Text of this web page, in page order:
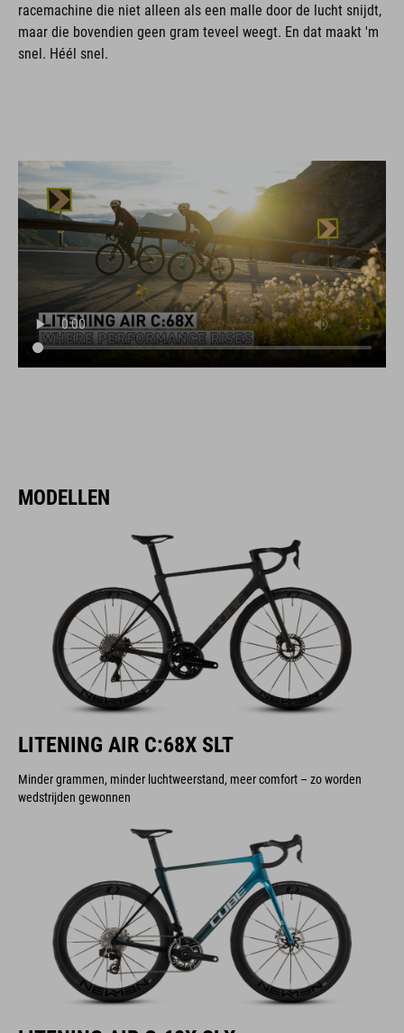
racemachine die niet alleen als een malle door de lucht snijdt,
maar die bovendien geen gram teveel weegt. En dat maakt 'm
snel. Héél snel.
MODELLEN
LITENING AIR C:68X SLT
Minder grammen, minder luchtweerstand, meer comfort – zo worden
wedstrijden gewonnen